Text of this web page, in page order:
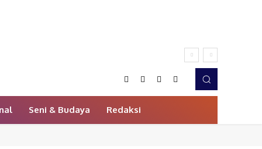
Seni & Budaya Redaksi